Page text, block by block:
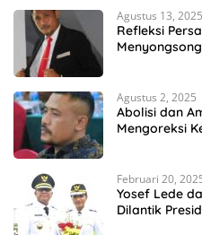
Agustus 13, 2025
Refleksi
Agustus 2, 2025
Abolisi dan
Mengoreksi
Februari 20,
Yosef Lede
Dilantik